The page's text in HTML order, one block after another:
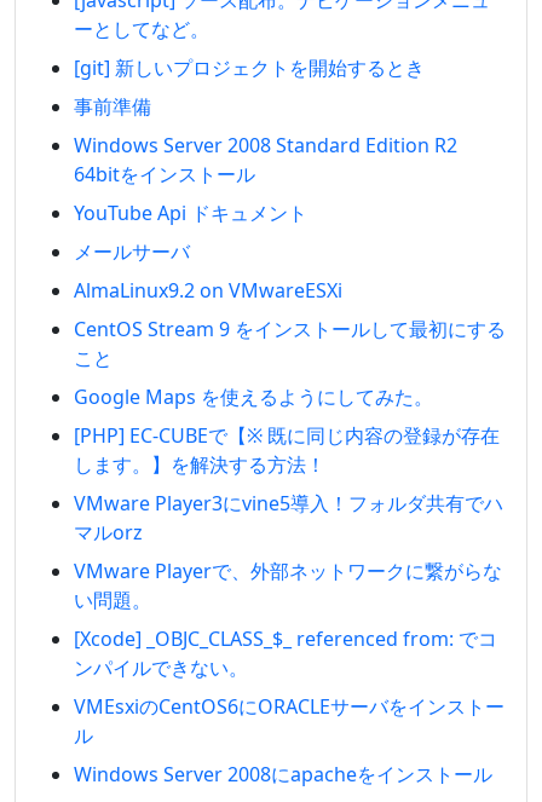
ーとしてなど。
[git] 新しいプロジェクトを開始するとき
事前準備
Windows Server 2008 Standard Edition R2
64bitをインストール
YouTube Api ドキュメント
メールサーバ
AlmaLinux9.2 on VMwareESXi
CentOS Stream 9 をインストールして最初にする
こと
Google Maps を使えるようにしてみた。
[PHP] EC-CUBEで【※ 既に同じ内容の登録が存在
します。】を解決する方法！
VMware Player3にvine5導入！フォルダ共有でハ
マルorz
VMware Playerで、外部ネットワークに繋がらな
い問題。
[Xcode] _OBJC_CLASS_$_ referenced from: でコ
ンパイルできない。
VMEsxiのCentOS6にORACLEサーバをインストー
ル
Windows Server 2008にapacheをインストール